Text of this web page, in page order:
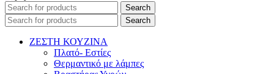
Search
Search
ΖΕΣΤΗ ΚΟΥΖΙΝΑ
Πλατό- Εστίες
Θερμαντικό με λάμπες